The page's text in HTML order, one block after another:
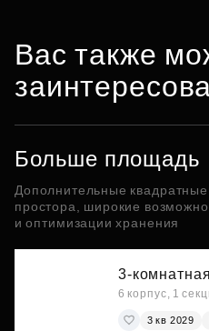
Вас также
Больше площадь
Дополнительные
простора, широкие
и оптимизации хранения
3-
6 корпус, 1
3 кв 2029